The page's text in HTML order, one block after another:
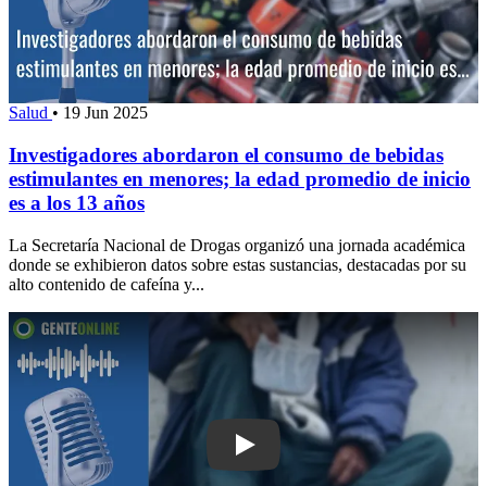
Salud • 19 Jun 2025
Investigadores abordaron el consumo de bebidas
estimulantes en menores; la edad promedio de inicio
es a los 13 años
La Secretaría Nacional de Drogas organizó una jornada académica
donde se exhibieron datos sobre estas sustancias, destacadas por su
alto contenido de cafeína y...
Play: La historia de Leonel, el